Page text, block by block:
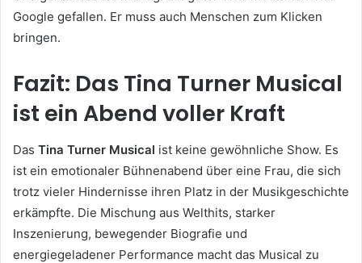
Google gefallen. Er muss auch Menschen zum Klicken
bringen.
Fazit: Das Tina Turner Musical
ist ein Abend voller Kraft
Das Tina Turner Musical ist keine gewöhnliche Show. Es
ist ein emotionaler Bühnenabend über eine Frau, die sich
trotz vieler Hindernisse ihren Platz in der Musikgeschichte
erkämpfte. Die Mischung aus Welthits, starker
Inszenierung, bewegender Biografie und
energiegeladener Performance macht das Musical zu